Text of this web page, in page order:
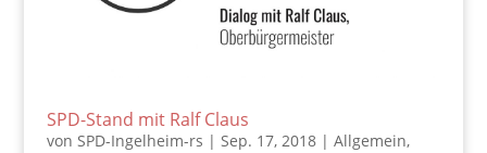
SPD-Stand mit Ralf Claus
von SPD-Ingelheim-rs | Sep. 17, 2018| Allgemein,